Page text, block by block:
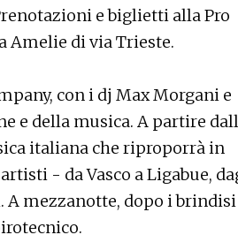
e biglietti alla Pro
Amelie di via Trieste.
con i dj Max Morgani e
e della musica. A partire
italiana che riproporrà in
- da Vasco a Ligabue,
A mezzanotte, dopo i brindisi